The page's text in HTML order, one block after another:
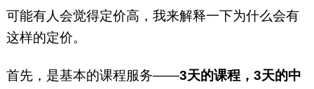
可能有人会觉得定价高，我来解释一下为什么会有
这样的定价。
首先，是基本的课程服务——3天的课程，3天的中